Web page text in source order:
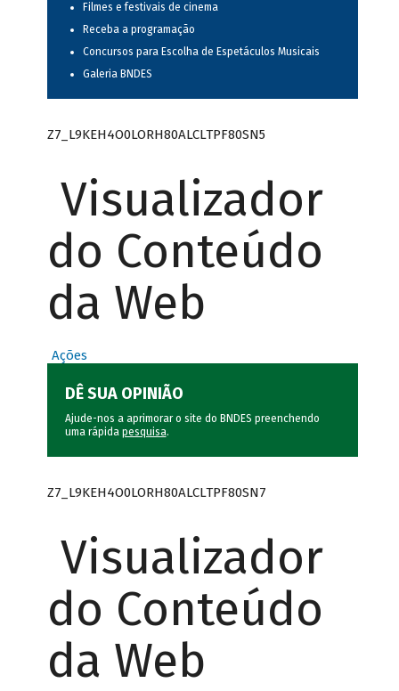
Filmes e festivais de cinema
Receba a programação
Concursos para Escolha de Espetáculos Musicais
Galeria BNDES
Z7_L9KEH4O0LORH80ALCLTPF80SN5
Visualizador
do Conteúdo
da Web
Ações
DÊ SUA OPINIÃO
Ajude-nos a aprimorar o site do BNDES preenchendo
uma rápida pesquisa.
Z7_L9KEH4O0LORH80ALCLTPF80SN7
Visualizador
do Conteúdo
da Web